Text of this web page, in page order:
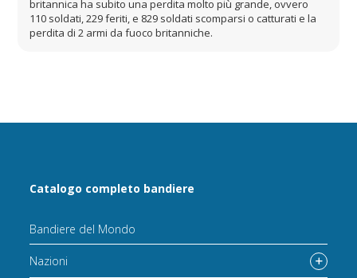
britannica ha subito una perdita molto più grande, ovvero
110 soldati, 229 feriti, e 829 soldati scomparsi o catturati e la
perdita di 2 armi da fuoco britanniche.
Catalogo completo bandiere
Bandiere del Mondo
Nazioni